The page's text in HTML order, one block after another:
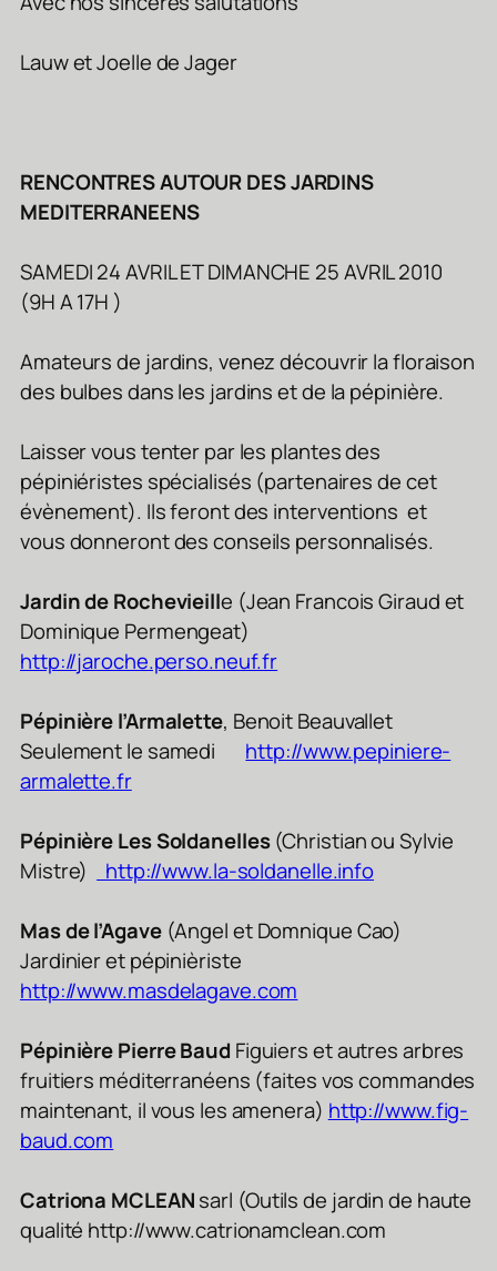
Lauw et Joelle de Jager
RENCONTRES AUTOUR DES JARDINS
MEDITERRANEENS
SAMEDI 24 AVRIL ET DIMANCHE 25 AVRIL 2010
(9H A 17H )
Amateurs de jardins, venez découvrir la floraison
des bulbes dans les jardins et de la pépinière.
Laisser vous tenter par les plantes des
pépiniéristes spécialisés (partenaires de cet
évènement). Ils feront des interventions et
vous donneront des conseils personnalisés.
Jardin de Rochevieille (Jean Francois Giraud et
Dominique Permengeat)
http://jaroche.perso.neuf.fr
Pépinière l’Armalette, Benoit Beauvallet
Seulement le samedi http://www.pepiniere-
armalette.fr
Pépinière Les Soldanelles(Christian ou Sylvie
Mistre)
http://www.la-soldanelle.info
Mas de l’Agave(Angel et Domnique Cao)
Jardinier et pépinièriste
http://www.masdelagave.com
Pépinière Pierre Baud Figuiers et autres arbres
fruitiers méditerranéens (faites vos commandes
maintenant, il vous les amenera) http://www.fig-
baud.com
Catriona MCLEANsarl (Outils de jardin de haute
qualité http://www.catrionamclean.com